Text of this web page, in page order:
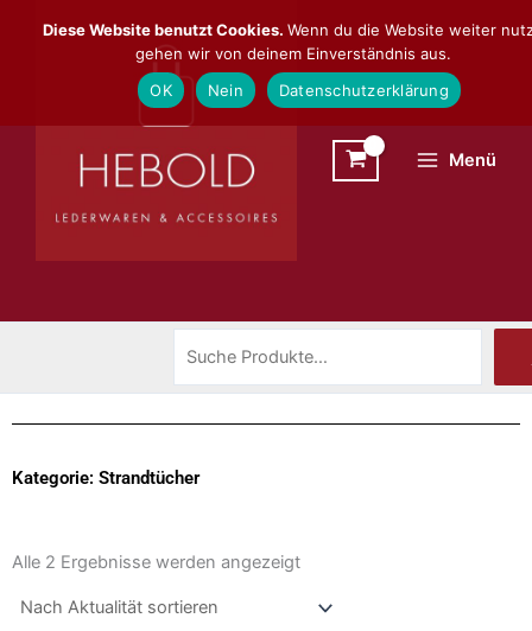
Inhalt
Menü
Kategorie: Strandtücher
Alle 2 Ergebnisse werden angezeigtAktualität
Diese Website benutzt Cookies. Wenn du die Website weiter
gehen wir von deinem Einverständnis aus.
OK
Nein Datenschutzerklärung